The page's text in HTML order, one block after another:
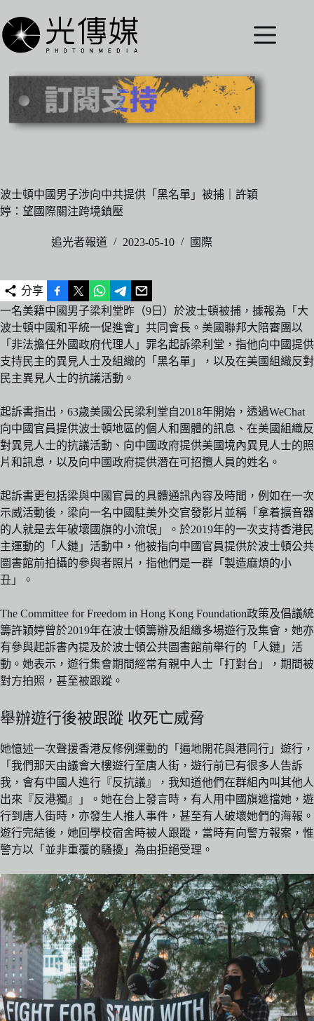
至
主
內
波士頓中國男子涉向中共提供「黑名單」被捕｜許穎
婷：望國際關注跨境鎮壓
追光者報道 2023-05-10 國際
分享
一名美籍中國男子梁利堂昨（9日）於波士頓被捕，據報為「大
波士頓中國和平統一促進會」共同會長。美國聯邦大陪審團以
「非法擔任外國政府代理人」罪名起訴梁利堂，指他向中國提供
支持民主的異見人士及組織的「黑名單」，以及在美國組織反對
民主異見人士的抗議活動。
起訴書指出，63歲美國公民梁利堂自2018年開始，透過WeChat
向中國官員提供波士頓地區的個人和團體的訊息、在美國組織反
對異見人士的抗議活動、向中國政府提供美國境內異見人士的照
片和訊息，以及向中國政府提供潛在可招攬人員的姓名。
起訴書更包括梁與中國官員的具體通訊內容及時間，例如在一次
示威活動後，梁向一名中國駐美外交官發影片並稱「拿着擴音器
的人就是去年破壞國旗的小流氓」。於2019年的一次支持香港民
主運動的「人鏈」活動中，他被指向中國官員提供於波士頓公共
圖書館前拍攝的參與者照片，指他們是一群「製造麻煩的小
丑」。
The Committee for Freedom in Hong Kong Foundation政策及倡議統
籌許穎婷曾於2019年在波士頓籌辦及組織多場遊行及集會，她亦
有參與起訴書內提及於波士頓公共圖書館前舉行的「人鏈」活
動。她表示，遊行集會期間經常有親中人士「打對台」，期間被
對方拍照，甚至被跟蹤。
舉辦遊行後被跟蹤 收死亡威脅
她憶述一次聲援香港反修例運動的「遍地開花與港同行」遊行，
「我們那天由議會大樓遊行至唐人街，遊行前已有很多人告訴
我，會有中國人進行『反抗議』，我知道他們在群組內叫其他人
出來『反港獨』」。她在台上發言時，有人用中國旗遮擋她，遊
行到唐人街時，亦發生人推人事件，甚至有人破壞她們的海報。
遊行完結後，她回學校宿舍時被人跟蹤，當時有向警方報案，惟
警方以「並非重覆的騷擾」為由拒絕受理。